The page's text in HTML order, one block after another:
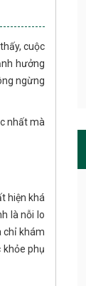
cuộc
hưởng
ngừng
nhất mà
hiện khá
là nỗi lo
chỉ khám
khỏe phụ